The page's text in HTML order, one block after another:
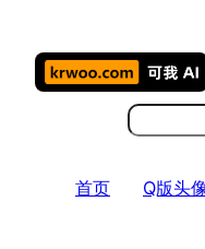
搜
索
首页 Q版头